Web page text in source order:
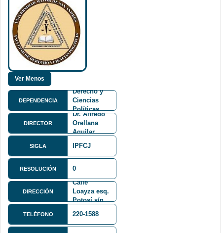
DEPENDENCIA
Derecho y
Ciencias
Políticas
FDCP
DIRECTOR
Dr. Alfredo
Orellana
Aguilar
SIGLA IPFCJ
RESOLUCIÓN 0
DIRECCIÓN
Calle
Loayza esq.
Potosí s/n
TELÉFONO 220-1588